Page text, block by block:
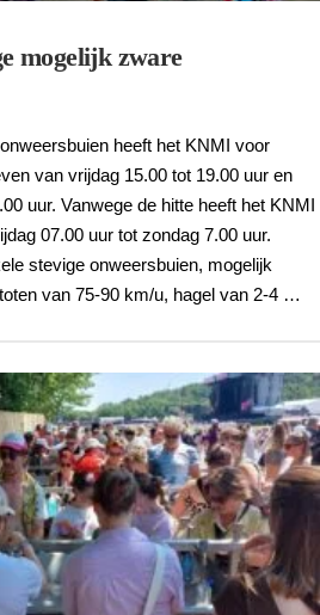
mogelijk zware
heeft het KNMI voor
van vrijdag 15.00 tot 19.00 uur en
uur. Vanwege de hitte heeft het KNMI
07.00 uur tot zondag 7.00 uur.
stevige onweersbuien, mogelijk
van 75-90 km/u, hagel van 2-4 …